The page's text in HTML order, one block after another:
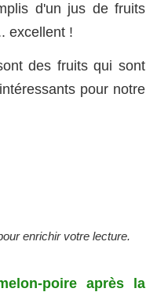
d'un jus de fruits
excellent !
des fruits qui sont
pour notre
enrichir votre lecture.
poire après la